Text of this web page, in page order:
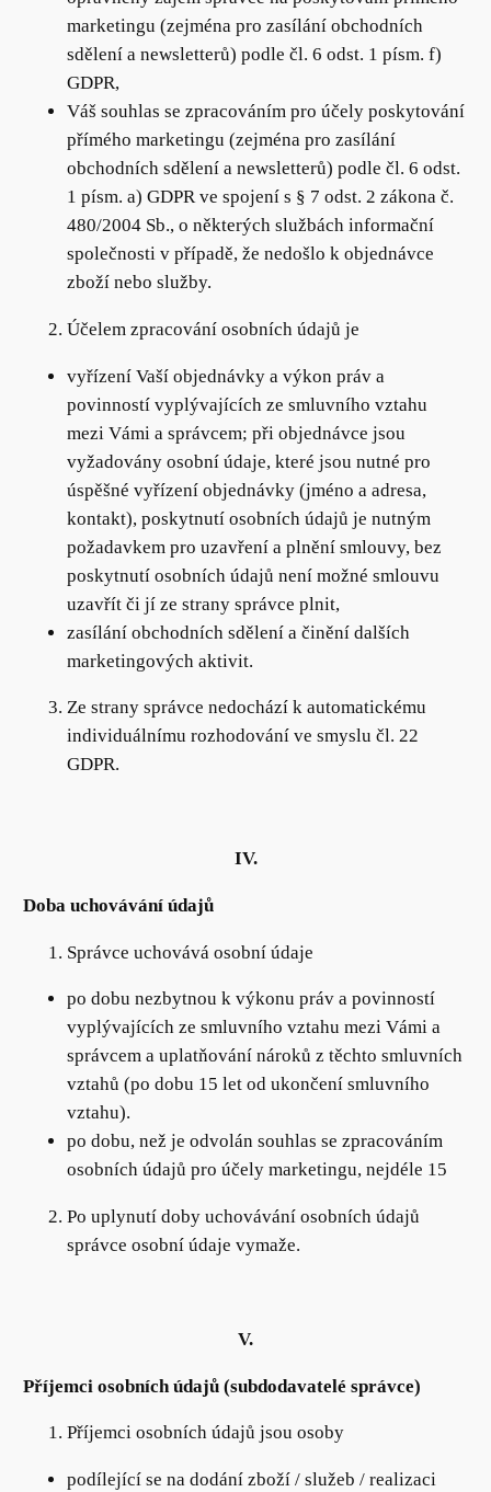
marketingu (zejména pro zasílání obchodních
sdělení a newsletterů) podle čl. 6 odst. 1 písm. f)
GDPR,
Váš souhlas se zpracováním pro účely poskytování
přímého marketingu (zejména pro zasílání
obchodních sdělení a newsletterů) podle čl. 6 odst.
1 písm. a) GDPR ve spojení s § 7 odst. 2 zákona č.
480/2004 Sb., o některých službách informační
společnosti v případě, že nedošlo k objednávce
zboží nebo služby.
Účelem zpracování osobních údajů je
vyřízení Vaší objednávky a výkon práv a
povinností vyplývajících ze smluvního vztahu
mezi Vámi a správcem; při objednávce jsou
vyžadovány osobní údaje, které jsou nutné pro
úspěšné vyřízení objednávky (jméno a adresa,
kontakt), poskytnutí osobních údajů je nutným
požadavkem pro uzavření a plnění smlouvy, bez
poskytnutí osobních údajů není možné smlouvu
uzavřít či jí ze strany správce plnit,
zasílání obchodních sdělení a činění dalších
marketingových aktivit.
Ze strany správce nedochází k automatickému
individuálnímu rozhodování ve smyslu čl. 22
GDPR.
IV.
Doba uchovávání údajů
Správce uchovává osobní údaje
po dobu nezbytnou k výkonu práv a povinností
vyplývajících ze smluvního vztahu mezi Vámi a
správcem a uplatňování nároků z těchto smluvních
vztahů (po dobu 15 let od ukončení smluvního
vztahu).
po dobu, než je odvolán souhlas se zpracováním
osobních údajů pro účely marketingu, nejdéle 15
Po uplynutí doby uchovávání osobních údajů
správce osobní údaje vymaže.
V.
Příjemci osobních údajů (subdodavatelé správce)
Příjemci osobních údajů jsou osoby
podílející se na dodání zboží / služeb / realizaci